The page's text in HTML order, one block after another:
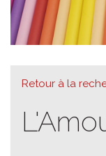
Retour à la